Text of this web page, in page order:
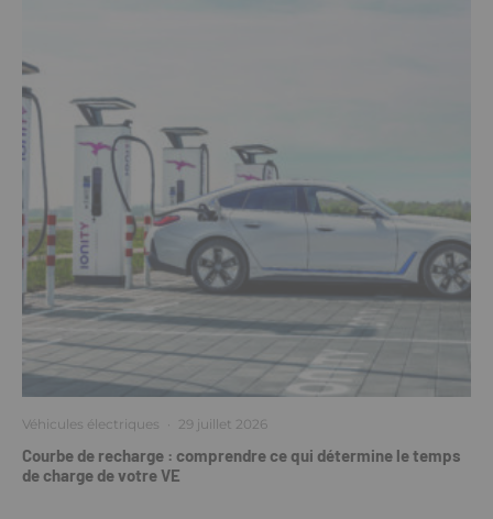
Véhicules électriques · 29 juillet 2026
Courbe de recharge : comprendre ce qui détermine le temps
de charge de votre VE